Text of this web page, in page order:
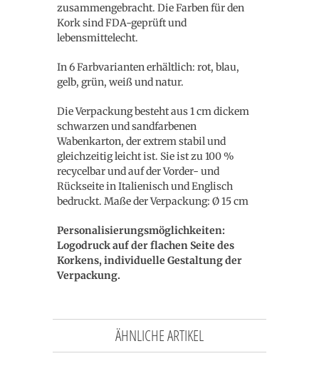
zusammengebracht. Die Farben für den
Kork sind FDA-geprüft und
lebensmittelecht.
In 6 Farbvarianten erhältlich: rot, blau,
gelb, grün, weiß und natur.
Die Verpackung besteht aus 1 cm dickem
schwarzen und sandfarbenen
Wabenkarton, der extrem stabil und
gleichzeitig leicht ist. Sie ist zu 100 %
recycelbar und auf der Vorder- und
Rückseite in Italienisch und Englisch
bedruckt. Maße der Verpackung: Ø 15 cm
Personalisierungsmöglichkeiten:
Logodruck auf der flachen Seite des
Korkens, individuelle Gestaltung der
Verpackung.
ÄHNLICHE ARTIKEL